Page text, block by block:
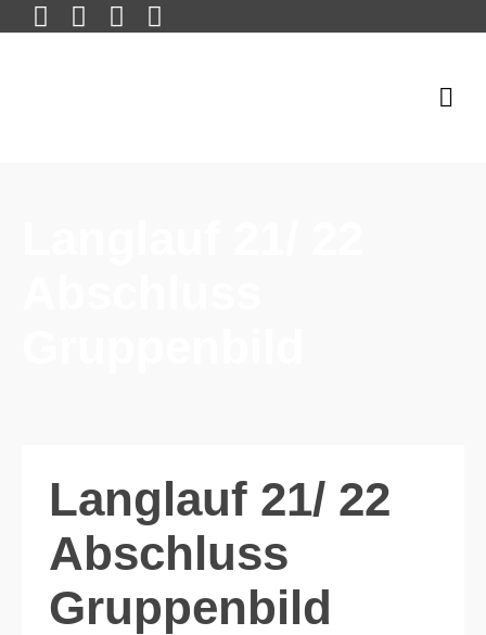
Langlauf 21/ 22
Abschluss
Gruppenbild